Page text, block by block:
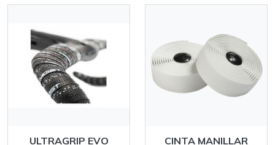
ULTRAGRIP EVO
CINTA MANILLAR